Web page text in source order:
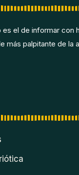
el de informar con
más palpitante de la